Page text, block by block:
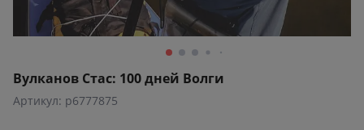
Вулканов Стас: 100 дней Волги
Артикул: p6777875